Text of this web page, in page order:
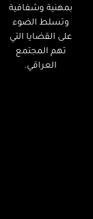
بمهنية وشفافية
وتسلط الضوء
على القضايا التي
تهم المجتمع
العراقي.